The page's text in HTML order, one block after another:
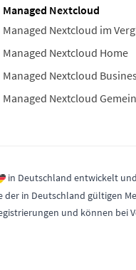
Managed Nextcloud
Managed Nextcloud im
Managed Nextcloud Home
Managed Nextcloud
Managed Nextcloud
in Deutschland entwickelt
der in Deutschland gültigen
und können bei